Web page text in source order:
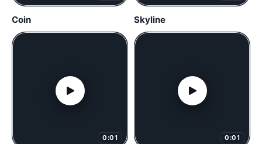
Coin Skyline
0:01 0:01